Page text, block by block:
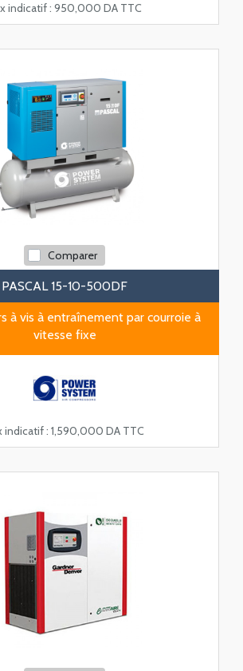
indicatif : 950,000 DA TTC
Comparer
PASCAL 15-10-500DF
à vis à entraînement par courroie à
vitesse fixe
indicatif : 1,590,000 DA TTC